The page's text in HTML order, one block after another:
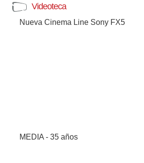
Videoteca
Nueva Cinema Line Sony FX5
MEDIA - 35 años